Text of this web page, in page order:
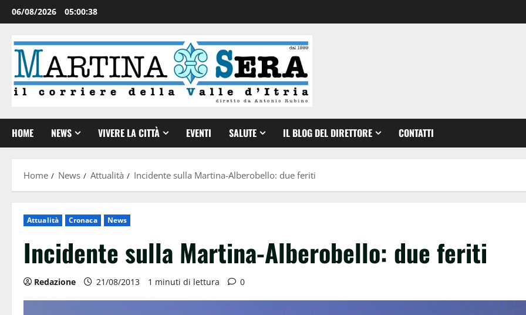
06/08/2026 05:00:39
HOME NEWS VIVERE LA CITTÀ EVENTI SALUTE IL BLOG DEL DIRETTORE CONTATTI
Home News Attualità Incidente sulla Martina-Alberobello: due feriti
Attualità Cronaca News
Incidente sulla Martina-Alberobello: due feriti
Redazione 21/08/2013 1 minuti di lettura 0